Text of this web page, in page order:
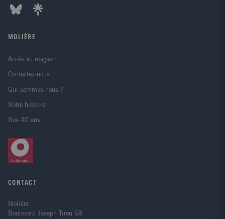
MOLIÈRE
Accès au magasin
Contactez-nous
Qui sommes-nous ?
Notre histoire
Nos 40 ans
CONTACT
Molière
Boulevard Joseph Tirou 68